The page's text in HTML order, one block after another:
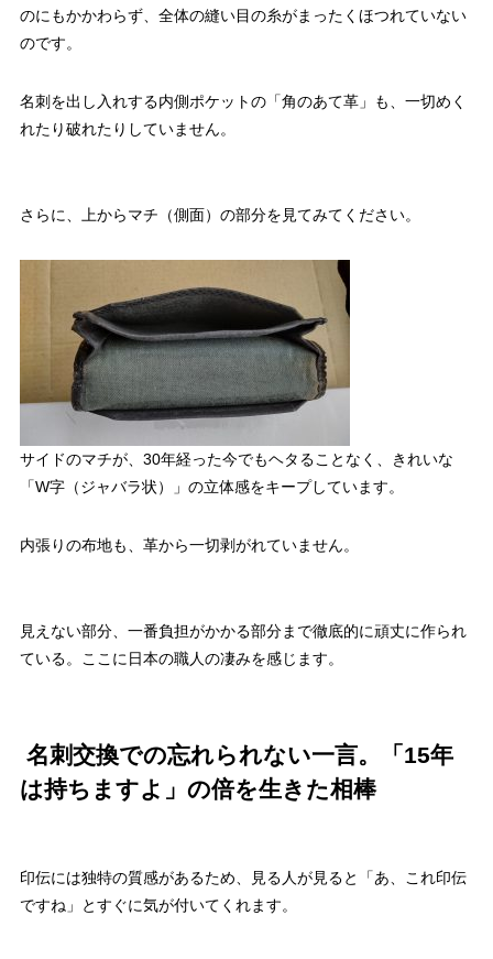
のにもかかわらず、全体の縫い目の糸がまったくほつれていない
のです。
名刺を出し入れする内側ポケットの「角のあて革」も、一切めく
れたり破れたりしていません。
さらに、上からマチ（側面）の部分を見てみてください。
サイドのマチが、30年経った今でもヘタることなく、きれいな
「W字（ジャバラ状）」の立体感をキープしています。
内張りの布地も、革から一切剥がれていません。
見えない部分、一番負担がかかる部分まで徹底的に頑丈に作られ
ている。ここに日本の職人の凄みを感じます。
名刺交換での忘れられない一言。「15年
は持ちますよ」の倍を生きた相棒
印伝には独特の質感があるため、見る人が見ると「あ、これ印伝
ですね」とすぐに気が付いてくれます。